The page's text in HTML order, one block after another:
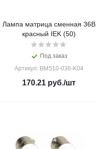
Лампа матрица сменная 36В
красный IEK (50)
Под заказ
Артикул: BMS10-036-K04
170.21 руб./шт